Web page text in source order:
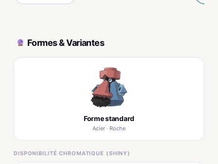
Formes & Variantes
Forme standard
Acier · Roche
DISPONIBILITÉ CHROMATIQUE (SHINY)